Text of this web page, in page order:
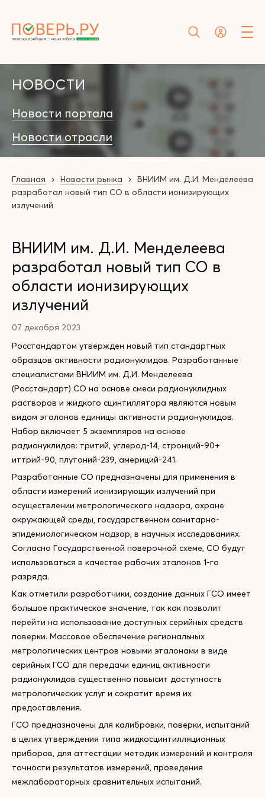
НОВОСТИ
Новости портала
Новости отрасли
Главная Новости рынка
ВНИИМ им. Д.И. Менделеева
разработал новый тип СО в области ионизирующих
излучений
ВНИИМ им. Д.И. Менделеева
разработал новый тип СО в
области ионизирующих
излучений
07 декабря 2023
Росстандартом утвержден новый тип стандартных
образцов активности радионуклидов. Разработанные
специалистами ВНИИМ им. Д.И. Менделеева
(Росстандарт) СО на основе смеси радионуклидных
растворов и жидкого сцинтиллятора являются новым
видом эталонов единицы активности радионуклидов.
Набор включает 5 экземпляров на основе
радионуклидов: тритий, углерод-14, стронций-90+
иттрий-90, плутоний-239, америций-241.
Разработанные СО предназначены для применения в
области измерений ионизирующих излучений при
осуществлении метрологического надзора, охране
окружающей среды, государственном санитарно-
эпидемиологическом надзор, в научных исследованиях.
Согласно Государственной поверочной схеме, СО будут
использоваться в качестве рабочих эталонов 1-го
разряда.
Как отметили разработчики, создание данных ГСО имеет
большое практическое значение, так как позволит
перейти на использование доступных серийных средств
поверки. Массовое обеспечение региональных
метрологических центров новыми эталонами в виде
серийных ГСО для передачи единиц активности
радионуклидов существенно повысит доступность
метрологических услуг и сократит время их
предоставления.
ГСО предназначены для калибровки, поверки, испытаний
в целях утверждения типа жидкосцинтилляционных
приборов, для аттестации методик измерений и контроля
точности результатов измерений, проведения
межлабораторных сравнительных испытаний.